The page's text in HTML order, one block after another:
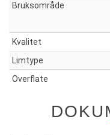
Bruksområde
Kvalitet
Limtype
Overflate